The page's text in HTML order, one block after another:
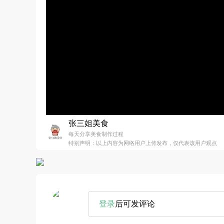
张三姐美食
每天分享美食制作过程
特别声明：以上内容为网络用户上传发布，仅代表该用户观点
登录后可发评论